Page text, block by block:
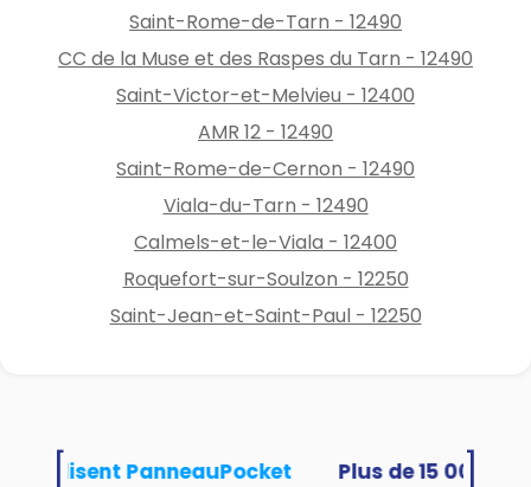
Saint-Rome-de-Tarn - 12490
CC de la Muse et des Raspes du Tarn - 12490
Saint-Victor-et-Melvieu - 12400
AMR 12 - 12490
Saint-Rome-de-Cernon - 12490
Viala-du-Tarn - 12490
Calmels-et-le-Viala - 12400
Roquefort-sur-Soulzon - 12250
Saint-Jean-et-Saint-Paul - 12250
utilisent PanneauPocket